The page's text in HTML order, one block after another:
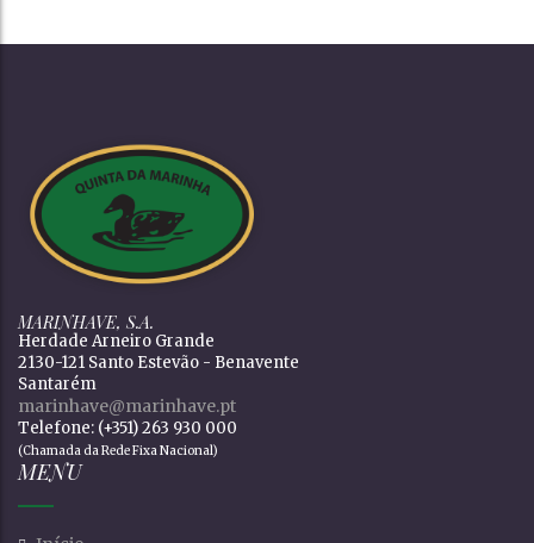
MARINHAVE, S.A.
Herdade Arneiro Grande
2130-121 Santo Estevão - Benavente
Santarém
marinhave@marinhave.pt
Telefone: (+351) 263 930 000
(Chamada da Rede Fixa Nacional)
MENU